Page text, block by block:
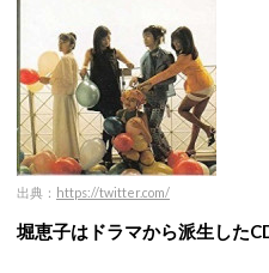
出典： https://twitter.com/
堀恵子はドラマから派生した